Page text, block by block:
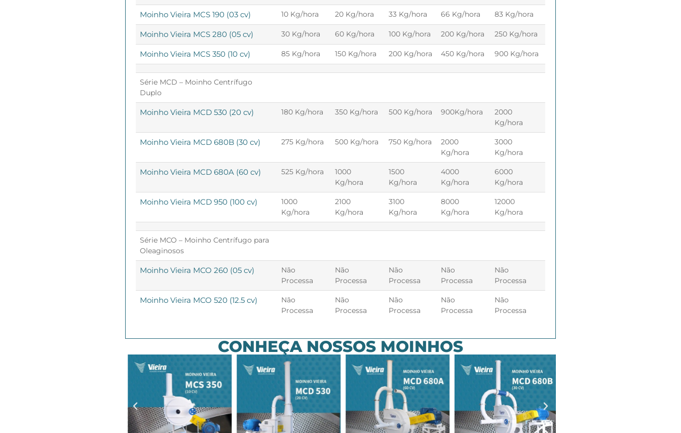
Moinho Vieira MCS 190 (03 cv) 10 Kg/hora 20 Kg/hora 33 Kg/hora 66 Kg/hora 83 Kg/hora
Moinho Vieira MCS 280 (05 cv) 30 Kg/hora 60 Kg/hora 100 Kg/hora 200 Kg/hora 250 Kg/hora
Moinho Vieira MCS 350 (10 cv) 85 Kg/hora 150 Kg/hora 200 Kg/hora 450 Kg/hora 900 Kg/hora
Série MCD – Moinho Centrífugo
Duplo
Moinho Vieira MCD 530 (20 cv) 180 Kg/hora 350 Kg/hora 500 Kg/hora 900Kg/hora
2000
Kg/hora
Moinho Vieira MCD 680B (30 cv) 275 Kg/hora 500 Kg/hora 750 Kg/hora
2000
Kg/hora
3000
Kg/hora
Moinho Vieira MCD 680A (60 cv) 525 Kg/hora
1000
Kg/hora
1500
Kg/hora
4000
Kg/hora
6000
Kg/hora
Moinho Vieira MCD 950 (100 cv)
1000
Kg/hora
2100
Kg/hora
3100
Kg/hora
8000
Kg/hora
12000
Kg/hora
Série MCO – Moinho Centrífugo para
Oleaginosos
Moinho Vieira MCO 260 (05 cv)
Não
Processa
Não
Processa
Não
Processa
Não
Processa
Não
Processa
Moinho Vieira MCO 520 (12.5 cv)
Não
Processa
Não
Processa
Não
Processa
Não
Processa
Não
Processa
CONHEÇA NOSSOS MOINHOS